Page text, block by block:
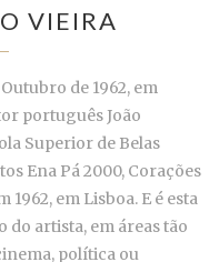
VIEIRA
de 1962, em
português João
Superior de Belas
Ena Pá 2000, Corações
em Lisboa. E é esta
do artista, em áreas tão
política ou